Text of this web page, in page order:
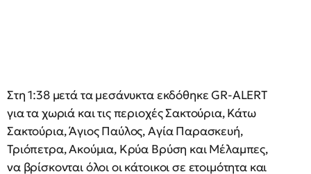
Στη 1:38 μετά τα μεσάνυκτα εκδόθηκε GR-ALERT
για τα χωριά και τις περιοχές Σακτούρια, Κάτω
Σακτούρια, Άγιος Παύλος, Αγία Παρασκευή,
Τριόπετρα, Ακούμια, Κρύα Βρύση και Μέλαμπες,
να βρίσκονται όλοι οι κάτοικοι σε ετοιμότητα και